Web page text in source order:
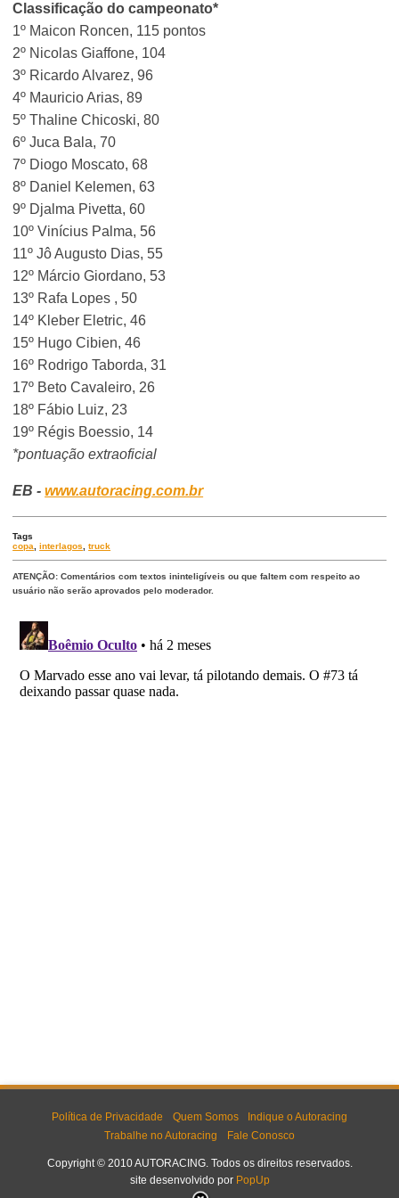
Classificação do campeonato*
1º Maicon Roncen, 115 pontos
2º Nicolas Giaffone, 104
3º Ricardo Alvarez, 96
4º Mauricio Arias, 89
5º Thaline Chicoski, 80
6º Juca Bala, 70
7º Diogo Moscato, 68
8º Daniel Kelemen, 63
9º Djalma Pivetta, 60
10º Vinícius Palma, 56
11º Jô Augusto Dias, 55
12º Márcio Giordano, 53
13º Rafa Lopes , 50
14º Kleber Eletric, 46
15º Hugo Cibien, 46
16º Rodrigo Taborda, 31
17º Beto Cavaleiro, 26
18º Fábio Luiz, 23
19º Régis Boessio, 14
*pontuação extraoficial
EB -www.autoracing.com.br
Tags
copa
,interlagos ,truck
ATENÇÃO: Comentários com textos ininteligíveis ou que faltem com respeito ao
usuário não serão aprovados pelo moderador.
Política de Privacidade Quem Somos
Indique o Autoracing
Trabalhe no Autoracing
Fale Conosco
Copyright © 2010 AUTORACING. Todos os direitos reservados.
site desenvolvido por PopUp